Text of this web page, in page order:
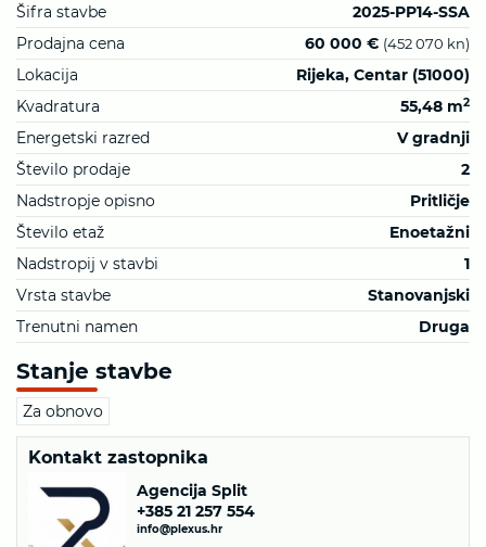
Šifra stavbe
2025-PP14-SSA
Prodajna cena
60 000 € (452 070 kn)
Lokacija
Rijeka, Centar (51000)
Kvadratura
55,48 m2
Energetski razred
V gradnji
Število prodaje
2
Nadstropje opisno
Pritličje
Število etaž
Enoetažni
Nadstropij v stavbi
1
Vrsta stavbe
Stanovanjski
Trenutni namen
Druga
Stanje stavbe
Za obnovo
Kontakt zastopnika
Agencija Split
+385 21 257 554
info@plexus.hr